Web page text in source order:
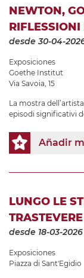
NEWTON,
desde 30-04-
Exposiciones
Goethe Institut
Via Savoia, 15
La mostra
episodi significativi
Añadir
LUNGO LE
TRASTEVERE
desde 18-03-2026
Exposiciones
Piazza di Sant'Egidio